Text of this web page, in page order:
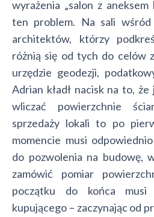
wyrażenia „salon z aneksem
ten problem. Na sali wśród
architektów, którzy
różnią się od tych do celów
urzędzie geodezji,
Adrian kładł nacisk na to,
wliczać powierzchnie
sprzedaży lokali to po
momencie musi
do pozwolenia na budowę,
zamówić pomiar
początku do końca
kupującego – zaczynając od